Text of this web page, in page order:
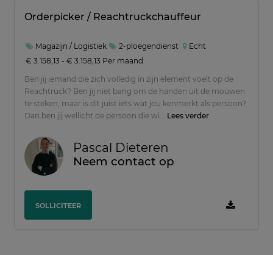
Orderpicker / Reachtruckchauffeur
Magazijn / Logistiek 2-ploegendienst
Echt
€ 3.158,13 - € 3.158,13 Per maand
Ben jij iemand die zich volledig in zijn element voelt op de
Reachtruck? Ben jij niet bang om de handen uit de mouwen
te steken, maar is dit juist iets wat jou kenmerkt als persoon?
Dan ben jij wellicht de persoon die wi... Lees verder
Pascal Dieteren
Neem contact op
SOLLICITEER